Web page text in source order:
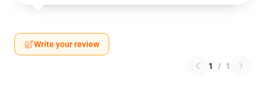
Write your review
1 / 1